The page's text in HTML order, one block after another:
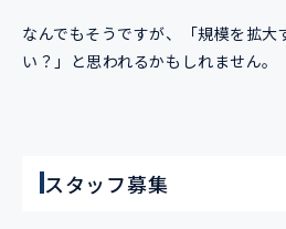
なんでもそうですが、「規模を拡
い？」と思われるかもしれません。
スタッフ募集